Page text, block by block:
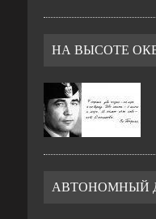
НА ВЫСОТЕ
АВТОНОМНЫЙ